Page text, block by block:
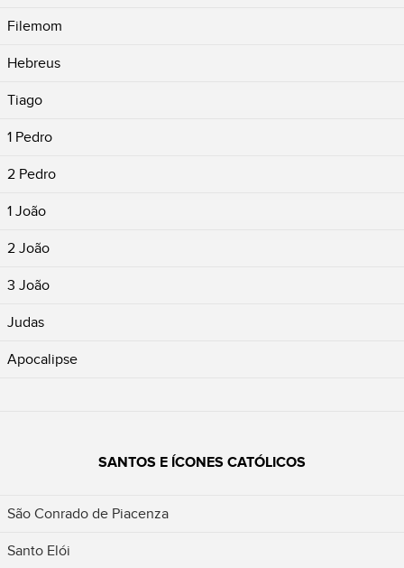
Filemom
Hebreus
Tiago
1 Pedro
2 Pedro
1 João
2 João
3 João
Judas
Apocalipse
SANTOS E ÍCONES CATÓLICOS
São Conrado de Piacenza
Santo Elói